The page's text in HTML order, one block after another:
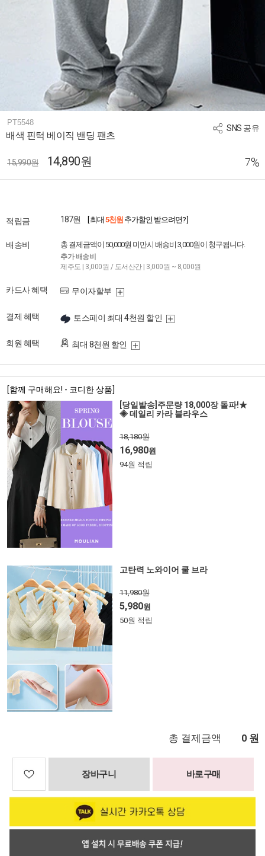
SNS 공유
PT5548
배색 핀턱 베이직 밴딩 팬츠
15,990원 14,890원 7%
적립금 187원 [ 최대 5천원 추가할인 받으려면? ]
배송비 총 결제금액이 50,000원 미만시 배송비 3,000원이 청구됩니다.
추가 배송비
제주도 | 3,000원 / 도서산간 | 3,000원 ~ 8,000원
카드사 혜택 무이자할부
결제 혜택 토스페이 최대 4천원 할인
회원 혜택 최대 8천원 할인
[함께 구매해요! - 코디한 상품]
[당일발송]주문량 18,000장 돌파!★
◈ 데일리 카라 블라우스
18,180원
16,980원
94원 적립
고탄력 노와이어 쿨 브라
11,980원
5,980원
50원 적립
총 결제금액 0 원
장바구니 바로구매